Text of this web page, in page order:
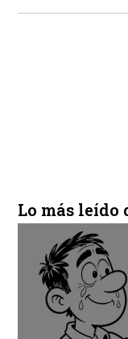
Lo más leído